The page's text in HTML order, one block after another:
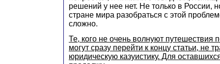
решений у нее нет. Не только в России,
стране мира разобраться с этой
сложно.
Те, кого не очень волнуют путешествия
могут сразу перейти к концу статьи, не
юридическую казуистику. Для